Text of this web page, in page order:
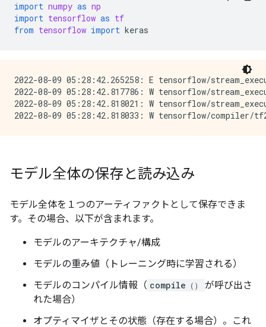
import numpy as np
import tensorflow as tf
from tensorflow import keras
2022-08-09 05:28:42.265258: E tensorflow/
2022-08-09 05:28:42.817786: W tensorflow/
2022-08-09 05:28:42.818021: W tensorflow/
モデル全体の保存と読み込み
モデル全体を１つのアーティファクトとして保存できま
す。その場合、以下が含まれます。
モデルのアーキテクチャ/構成
モデルの重み値（トレーニング時に学習される）
モデルのコンパイル情報（ compile（）
が呼び出さ
れた場合）
オプティマイザとその状態（存在する場合）。これ